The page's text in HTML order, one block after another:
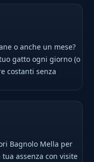
o anche un mese?
gatto ogni giorno (o
costanti senza
Bagnolo Mella per
assenza con visite